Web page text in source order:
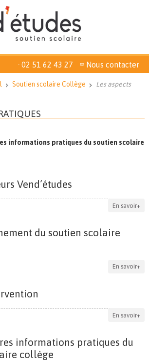
02 51 62 43 27 Nous contacter
Soutien scolaire Collège
Les aspects
informations pratiques du soutien scolaire
Vend’études
En savoir+
du soutien scolaire
En savoir+
En savoir+
informations pratiques du
collège